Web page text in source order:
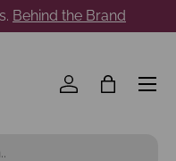
Behind the Brand
Einloggen
Menü